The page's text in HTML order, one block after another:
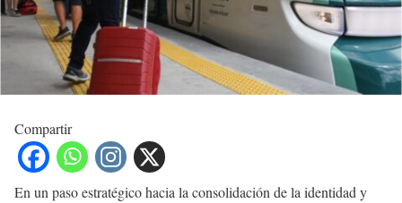
Compartir
En un paso estratégico hacia la consolidación de la identidad y